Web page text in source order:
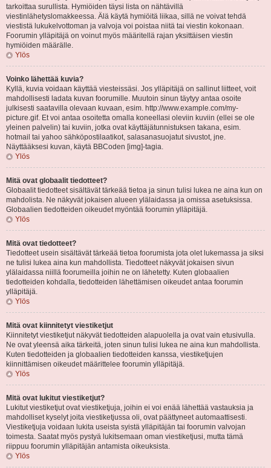
tarkoittaa surullista. Hymiöiden täysi lista on nähtävillä
viestinlähetyslomakkeessa. Älä käytä hymiöitä liikaa, sillä ne voivat tehdä
viestistä lukukelvottoman ja valvoja voi poistaa niitä tai viestin kokonaan.
Foorumin ylläpitäjä on voinut myös määritellä rajan yksittäisen viestin
hymiöiden määrälle.
Ylös
Voinko lähettää kuvia?
Kyllä, kuvia voidaan käyttää viesteissäsi. Jos ylläpitäjä on sallinut liitteet, voit
mahdollisesti ladata kuvan foorumille. Muutoin sinun täytyy antaa osoite
julkisesti saatavilla olevaan kuvaan, esim. http://www.example.com/my-
picture.gif. Et voi antaa osoitetta omalla koneellasi oleviin kuviin (ellei se ole
yleinen palvelin) tai kuviin, jotka ovat käyttäjätunnistuksen takana, esim.
hotmail tai yahoo sähköpostilaatikot, salasanasuojatut sivustot, jne.
Näyttääksesi kuvan, käytä BBCoden [img]-tagia.
Ylös
Mitä ovat globaalit tiedotteet?
Globaalit tiedotteet sisältävät tärkeää tietoa ja sinun tulisi lukea ne aina kun on
mahdolista. Ne näkyvät jokaisen alueen ylälaidassa ja omissa asetuksissa.
Globaalien tiedotteiden oikeudet myöntää foorumin ylläpitäjä.
Ylös
Mitä ovat tiedotteet?
Tiedotteet usein sisältävät tärkeää tietoa foorumista jota olet lukemassa ja siksi
ne tulisi lukea aina kun mahdollista. Tiedotteet näkyvät jokaisen sivun
ylälaidassa niillä foorumeilla joihin ne on lähetetty. Kuten globaalien
tiedotteiden kohdalla, tiedotteiden lähettämisen oikeudet antaa foorumin
ylläpitäjä.
Ylös
Mitä ovat kiinnitetyt viestiketjut
Kiinnitetyt viestiketjut näkyvät tiedotteiden alapuolella ja ovat vain etusivulla.
Ne ovat yleensä aika tärkeitä, joten sinun tulisi lukea ne aina kun mahdollista.
Kuten tiedotteiden ja globaalien tiedotteiden kanssa, viestiketjujen
kiinnittämisen oikeudet määrittelee foorumin ylläpitäjä.
Ylös
Mitä ovat lukitut viestiketjut?
Lukitut viestiketjut ovat viestiketjuja, joihin ei voi enää lähettää vastauksia ja
mahdolliset kyselyt joita viestiketjussa oli, ovat päättyneet automaattisesti.
Viestiketjuja voidaan lukita useista syistä ylläpitäjän tai foorumin valvojan
toimesta. Saatat myös pystyä lukitsemaan oman viestiketjusi, mutta tämä
riippuu foorumin ylläpitäjän antamista oikeuksista.
Ylös